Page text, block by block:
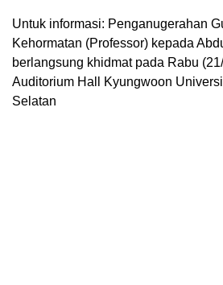
Untuk informasi: Penganugerahan
Kehormatan (Professor) kepada
berlangsung khidmat pada Rabu
Auditorium Hall Kyungwoon
Selatan